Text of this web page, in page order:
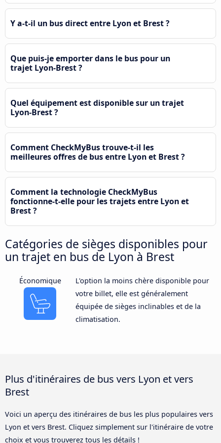
Y a-t-il un bus direct entre Lyon et Brest ?
Que puis-je emporter dans le bus pour un
trajet Lyon-Brest ?
Quel équipement est disponible sur un trajet
Lyon-Brest ?
Comment CheckMyBus trouve-t-il les
meilleures offres de bus entre Lyon et Brest ?
Comment la technologie CheckMyBus
fonctionne-t-elle pour les trajets entre Lyon et
Brest ?
Catégories de sièges disponibles pour
un trajet en bus de Lyon à Brest
Économique
L'option la moins chère disponible pour
votre billet, elle est généralement
équipée de sièges inclinables et de la
climatisation.
Plus d'itinéraires de bus vers Lyon et vers
Brest
Voici un aperçu des itinéraires de bus les plus populaires vers
Lyon et vers Brest. Cliquez simplement sur l'itinéraire de votre
choix et vous trouverez tous les détails !